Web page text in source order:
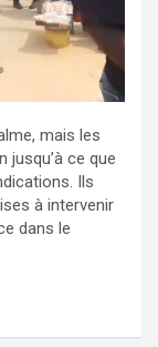
mais les
ce que
Ils
à intervenir
dans le